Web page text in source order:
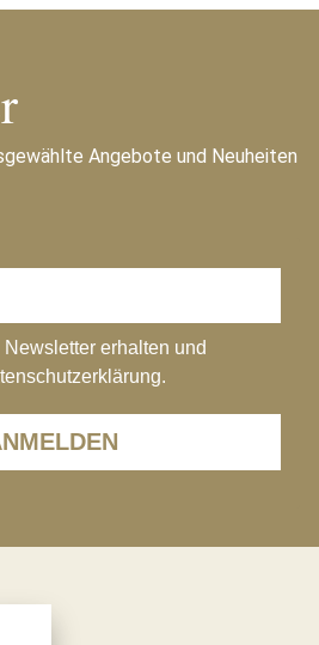
Angebote und Neuheiten
Newsletter erhalten und